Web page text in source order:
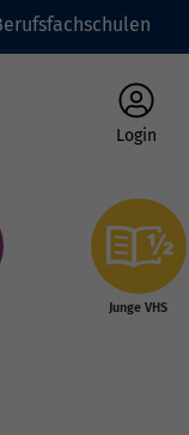
Login
Junge VHS